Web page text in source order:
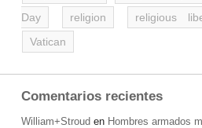
Day
religion religious
Vatican
Comentarios recientes
William+Stroud en Hombres armados